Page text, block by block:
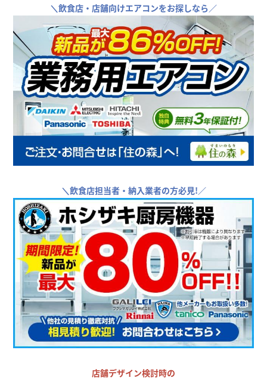
＼飲食店・店舗向けエアコンをお探しなら／
＼飲食店担当者・納入業者の方必見!／
店舗デザイン検討時の